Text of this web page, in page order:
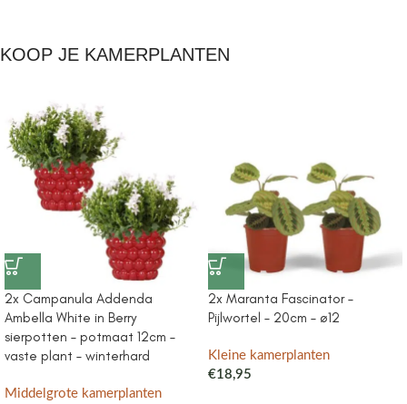
KOOP JE KAMERPLANTEN
2x Campanula Addenda
Ambella White in Berry
sierpotten – potmaat 12cm –
vaste plant – winterhard
Middelgrote kamerplanten
2x Maranta Fascinator –
Pijlwortel – 20cm – ø12
Kleine kamerplanten
€18,95